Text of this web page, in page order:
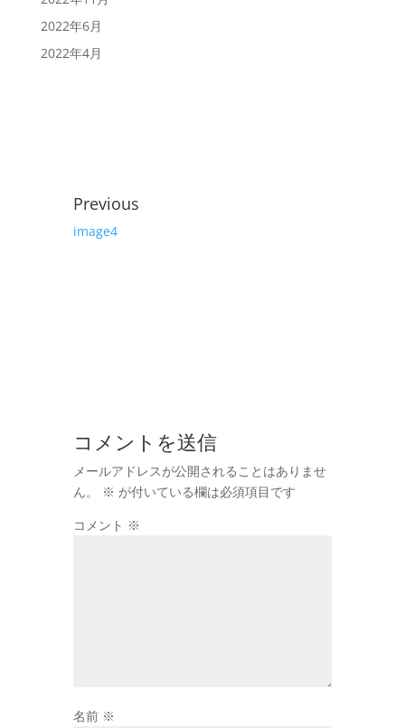
2022年6月
2022年4月
Previous
image4
コメントを送信
メールアドレスが公開されることはありませ
ん。
※ が付いている欄は必須項目です
コメント ※
名前 ※